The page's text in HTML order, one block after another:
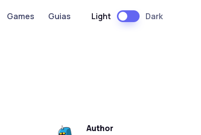
Games Guias Light Dark
Author